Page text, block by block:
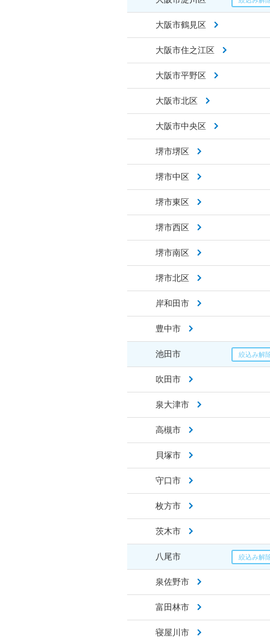
大阪市鶴見区
大阪市住之江区
大阪市平野区
大阪市北区
大阪市中央区
堺市堺区
堺市中区
堺市東区
堺市西区
堺市南区
堺市北区
岸和田市
豊中市
池田市
吹田市
泉大津市
高槻市
貝塚市
守口市
枚方市
茨木市
八尾市
泉佐野市
富田林市
寝屋川市